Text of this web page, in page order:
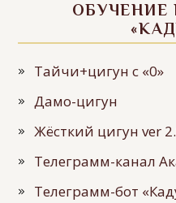
ОБУЧЕНИЕ
Тайчи+цигун с «0»
Дамо-цигун
Жёсткий цигун ver
Телеграмм-канал
Телеграмм-бот